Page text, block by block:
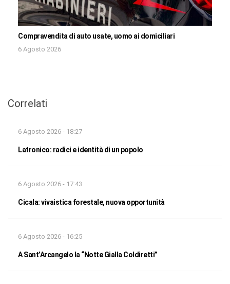
Compravendita di auto usate, uomo ai domiciliari
6 Agosto 2026
Correlati
6 Agosto 2026 - 18:27
Latronico: radici e identità di un popolo
6 Agosto 2026 - 17:43
Cicala: vivaistica forestale, nuova opportunità
6 Agosto 2026 - 16:25
A Sant’Arcangelo la “Notte Gialla Coldiretti”